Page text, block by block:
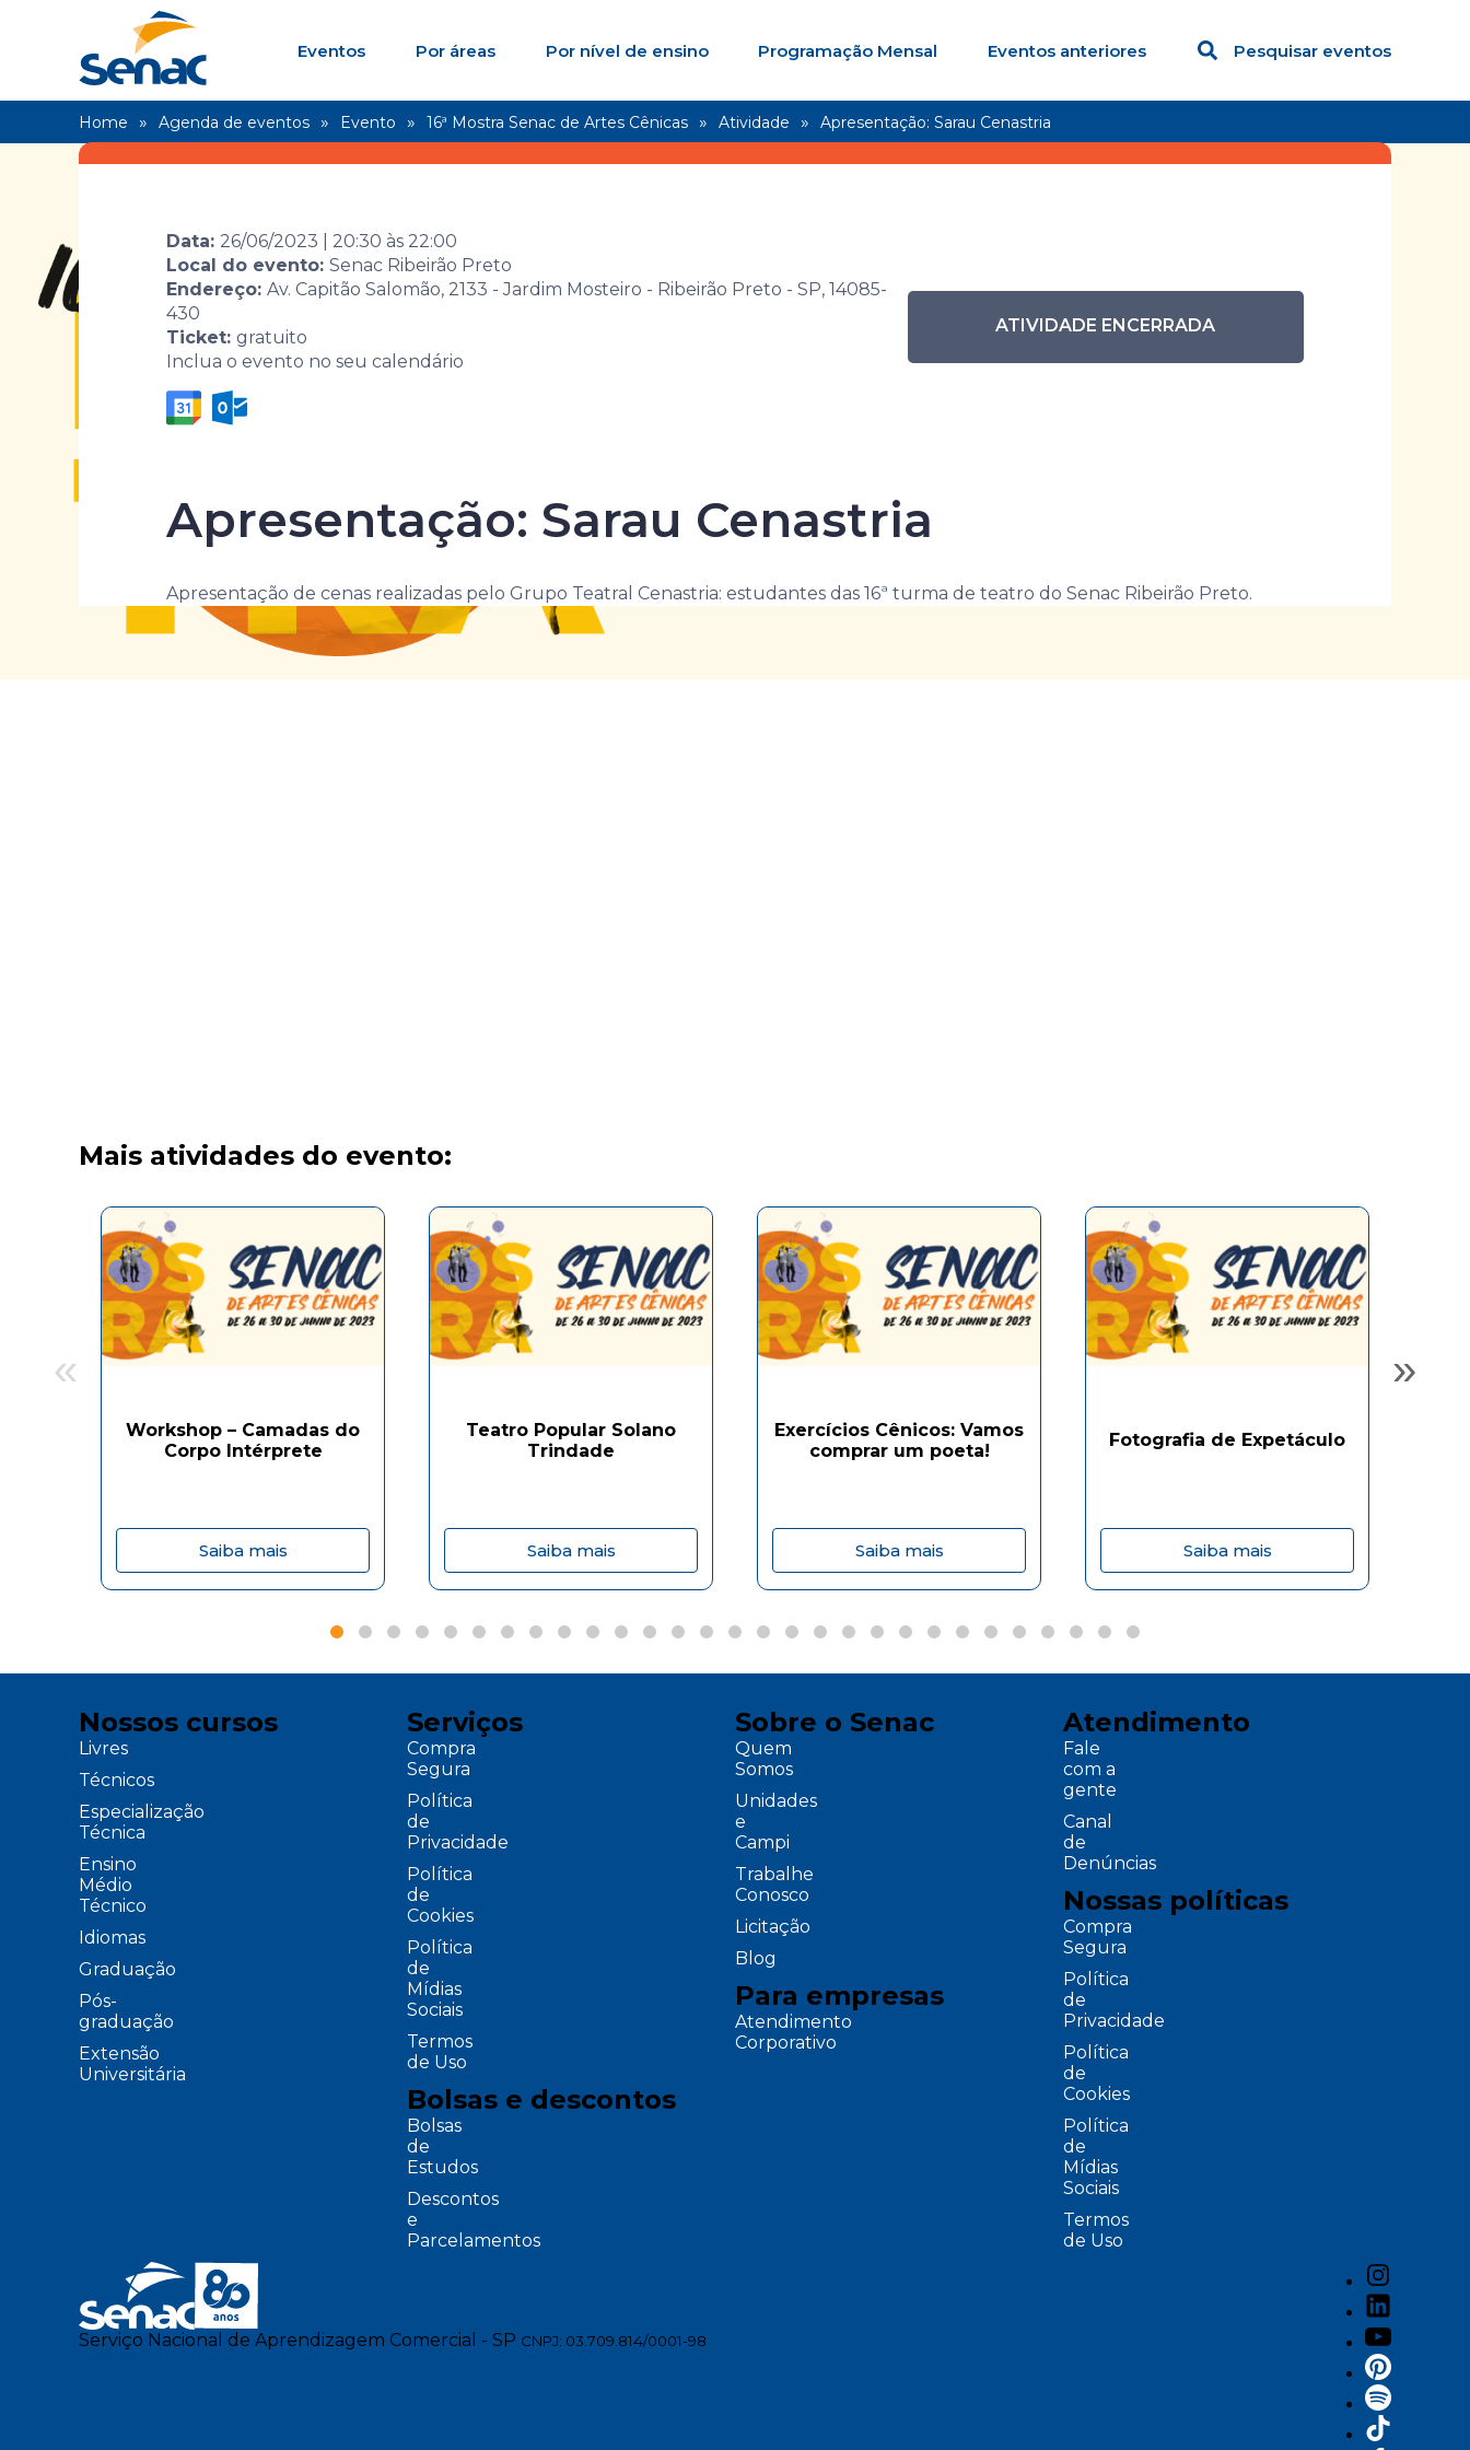
Eventos Por áreas Por nível de ensino Programação Mensal Eventos anteriores Pesquisar eventos
Home Agenda de eventos Evento 16ª Mostra Senac de Artes Cênicas Atividade Apresentação: Sarau Cenastria
16ª Mostra Senac de Artes Cênicas
Data: 26/06/2023 20:30 às 22:00
Local do evento: Senac Ribeirão Preto
Endereço: Av. Capitão Salomão, 2133 - Jardim Mosteiro - Ribeirão Preto - SP, 14085-
430
Ticket: gratuito
Inclua o evento no seu calendário
ATIVIDADE ENCERRADA
Apresentação: Sarau Cenastria
Apresentação de cenas realizadas pelo Grupo Teatral Cenastria: estudantes das 16ª turma de teatro do Senac Ribeirão Preto.
Mais atividades do evento:
Workshop – Camadas do
Corpo Intérprete
Saiba mais
Teatro Popular Solano
Trindade
Saiba mais
Exercícios Cênicos: Vamos
comprar um poeta!
Saiba mais
Fotografia de Expetáculo
Saiba mais
« »
Nossos cursos
Livres
Técnicos
Especialização
Técnica
Ensino
Médio
Técnico
Idiomas
Graduação
Pós-
graduação
Extensão
Universitária
Serviços
Compra
Segura
Política
de
Privacidade
Política
de
Cookies
Política
de
Mídias
Sociais
Termos
de Uso
Bolsas e descontos
Bolsas
de
Estudos
Descontos
e
Parcelamentos
Sobre o Senac
Quem
Somos
Unidades
e
Campi
Trabalhe
Conosco
Licitação
Blog
Para empresas
Atendimento
Corporativo
Atendimento
Fale
com a
gente
Canal
de
Denúncias
Nossas políticas
Compra
Segura
Política
de
Privacidade
Política
de
Cookies
Política
de
Mídias
Sociais
Termos
de Uso
Serviço Nacional de Aprendizagem Comercial - SP CNPJ: 03.709.814/0001-98